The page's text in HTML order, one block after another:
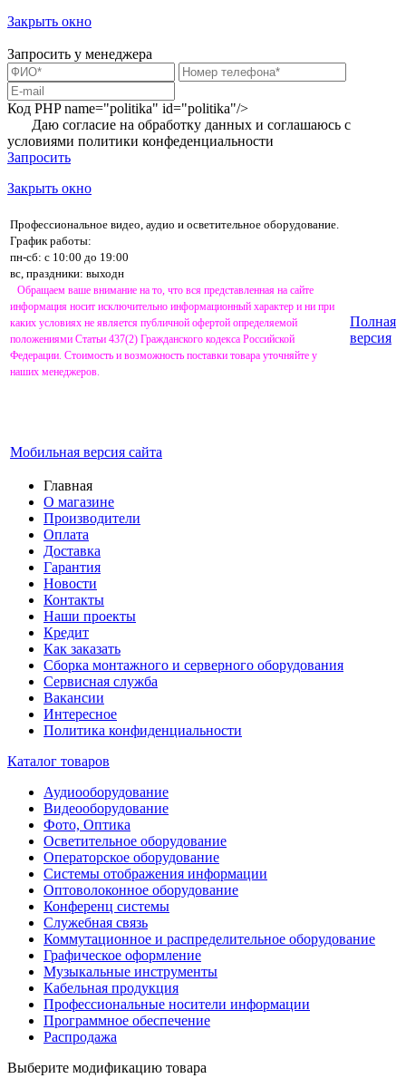
Закрыть окно
Запросить у менеджера
Код PHPname="politika" id="politika"/>
Даю согласие на обработку данных и соглашаюсь с
условиями политики конфеденциальности
Запросить
Закрыть окно
Профессиональное видео, аудио и осветительное оборудование.
График работы:
пн-сб: с 10:00 до 19:00
вс, праздники: выходн
Обращаем ваше внимание на то, что вся представленная на сайте
информация носит исключительно информационный характер и ни при
каких условиях не является публичной офертой определяемой
положениями Статьи 437(2) Гражданского кодекса Российской
Федерации. Стоимость и возможность поставки товара уточняйте у
наших менеджеров.
Мобильная версия сайта
Полная
версия
Главная
О магазине
Производители
Оплата
Доставка
Гарантия
Новости
Контакты
Наши проекты
Кредит
Как заказать
Сборка монтажного и серверного оборудования
Сервисная служба
Вакансии
Интересное
Политика конфиденциальности
Каталог товаров
Аудиооборудование
Видеооборудование
Фото, Оптика
Осветительное оборудование
Операторское оборудование
Системы отображения информации
Оптоволоконное оборудование
Конференц системы
Служебная связь
Коммутационное и распределительное оборудование
Графическое оформление
Музыкальные инструменты
Кабельная продукция
Профессиональные носители информации
Программное обеспечение
Распродажа
Выберите модификацию товара